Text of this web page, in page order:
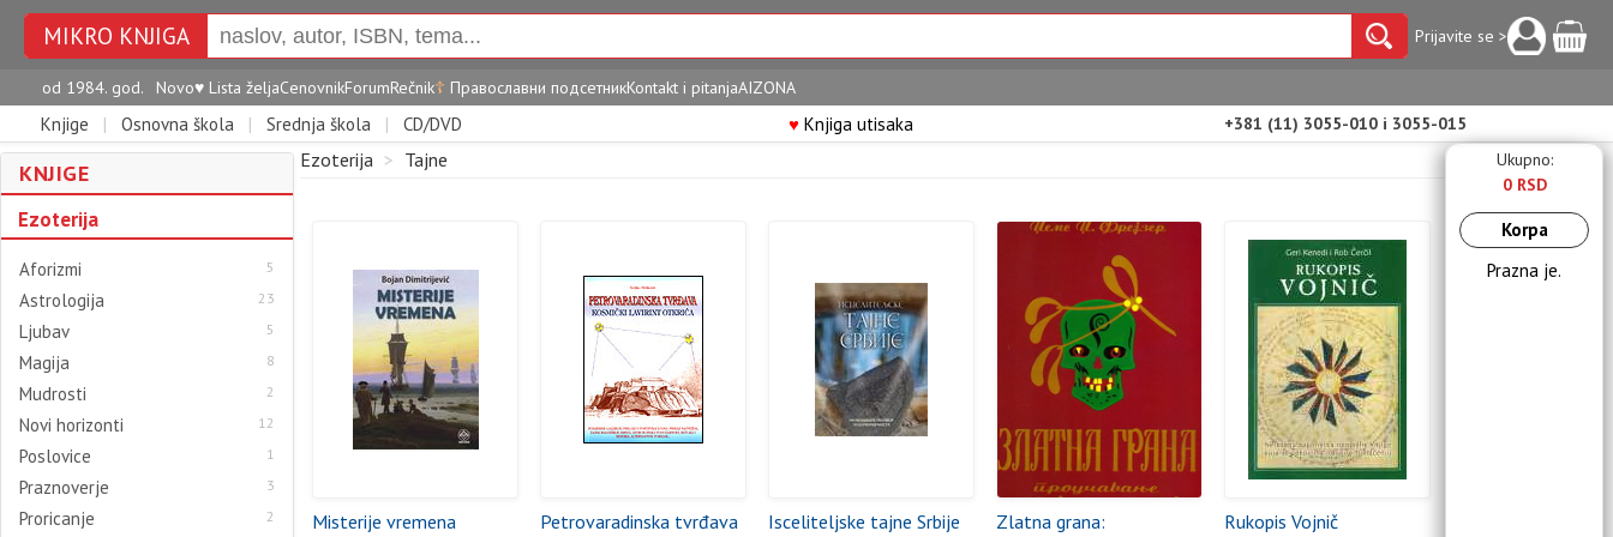
MIKRO KNJIGA Prijavite se >
od 1984. god. Novo♥ Lista željaCenovnikForumRečnik☦ Православни подсетникKontakt i pitanjaAIZONA
Knjige | Osnovna škola | Srednja škola | CD/DVD ♥Knjiga utisaka +381 (11) 3055-010 i 3055-015
KNJIGE
Ezoterija
Aforizmi 5
Astrologija 23
Ljubav 5
Magija 8
Mudrosti 2
Novi horizonti 12
Poslovice 1
Praznoverje 3
Proricanje 2
Ezoterija > Tajne
Misterije vremena
Petrovaradinska tvrđava
Isceliteljske tajne Srbije
Zlatna grana:
Rukopis Vojnič
Ukupno:
0 RSD
Korpa
Prazna je.